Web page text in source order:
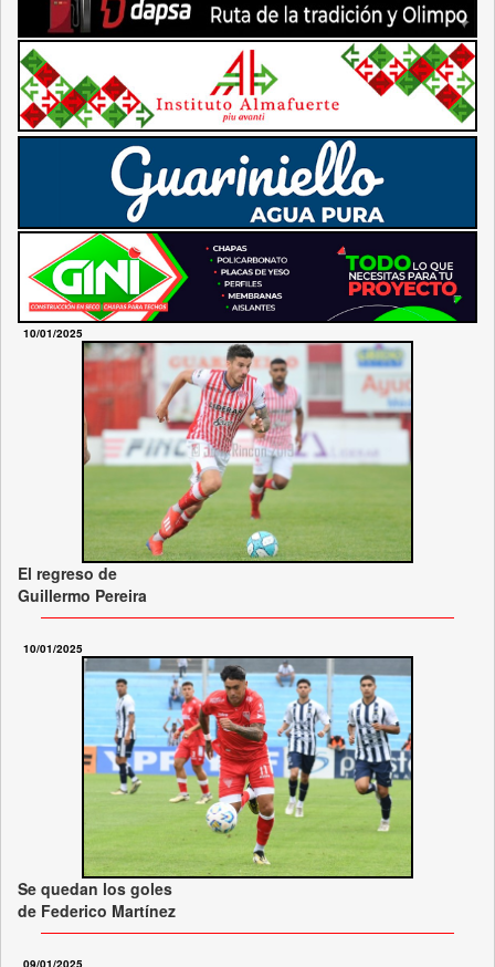
10/01/2025
El regreso de
Guillermo Pereira
10/01/2025
Se quedan los goles
de Federico Martínez
09/01/2025